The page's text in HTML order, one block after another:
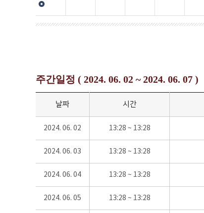
주간일정 ( 2024. 06. 02 ~ 2024. 06. 07 )
날짜 시간
2024. 06. 02 13:28 ~ 13:28
2024. 06. 03 13:28 ~ 13:28
2024. 06. 04 13:28 ~ 13:28
2024. 06. 05 13:28 ~ 13:28